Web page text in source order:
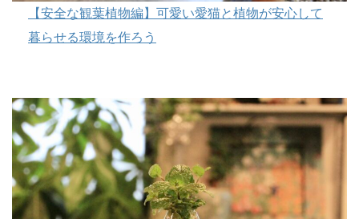
【安全な観葉植物編】可愛い愛猫と植物が安心して
暮らせる環境を作ろう